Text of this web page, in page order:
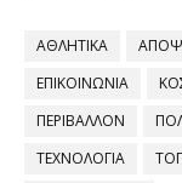
ΑΘΛΗΤΙΚΑ
ΕΠΙΚΟΙΝΩΝΙΑ
ΠΕΡΙΒΑΛΛΟΝ
ΤΕΧΝΟΛΟΓΙΑ